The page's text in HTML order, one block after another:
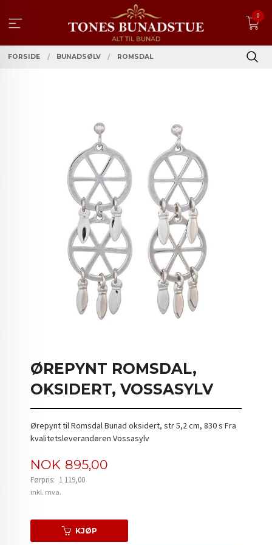
innholdet
0
FORSIDE BUNADSØLV ROMSDAL
ØREPYNT ROMSDAL,
OKSIDERT, VOSSASYLV
Ørepynt til Romsdal Bunad oksidert, str 5,2 cm, 830 s Fra
kvalitetsleverandøren Vossasylv
Tilbud
NOK 895,00
Førpris: 1 119,00
Rabatt
inkl. mva.
KJØP